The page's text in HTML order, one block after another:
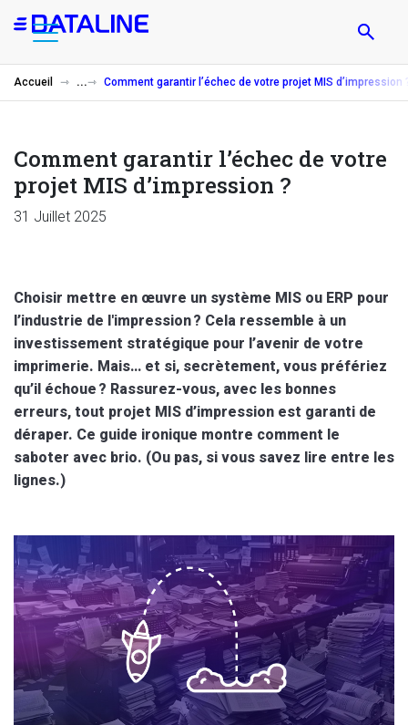
au
principal
Accueil Comment garantir l’échec de votre projet MIS d’impression
Comment garantir l’échec de votre
projet MIS d’impression ?
31 Juillet 2025
Choisir mettre en œuvre un système MIS ou ERP pour
l’industrie de l'impression ? Cela ressemble à un
investissement stratégique pour l’avenir de votre
imprimerie. Mais… et si, secrètement, vous préfériez
qu’il échoue ? Rassurez-vous, avec les bonnes
erreurs, tout projet MIS d’impression est garanti de
déraper. Ce guide ironique montre comment le
saboter avec brio. (Ou pas, si vous savez lire entre les
lignes.)